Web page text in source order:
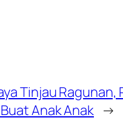
Tinjau
Anak Anak →